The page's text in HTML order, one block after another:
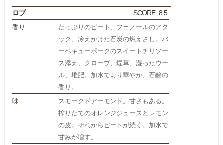
ロブ SCORE 8.5
香り
たっぷりのピート、フェノールのアタ
ック、冷えかけた石炭の燃えさし。バ
ーベキューポークのスイートチリソー
ス添え、クローブ、煙草、湿ったウー
ル、堆肥。加水でより華やか、石鹸の
香り。
味
スモークドアーモンド。甘さもある。
搾りたてのオレンジジュースとレモン
の皮。それからピートが続く。加水で
甘みが増す。